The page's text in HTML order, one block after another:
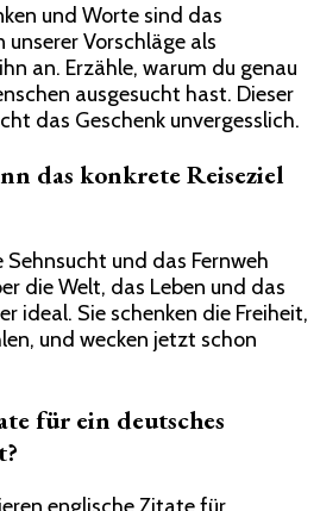
und Worte sind das
Vorschläge als
an. Erzähle, warum du genau
ausgesucht hast. Dieser
das Geschenk unvergesslich.
das konkrete Reiseziel
und das Fernweh
die Welt, das Leben und das
ideal. Sie schenken die Freiheit,
und wecken jetzt schon
für ein deutsches